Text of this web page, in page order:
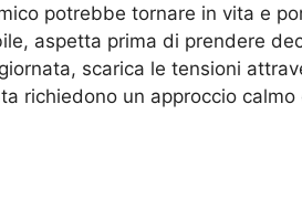
potrebbe tornare in vita e
aspetta prima di prendere
scarica le tensioni
richiedono un approccio